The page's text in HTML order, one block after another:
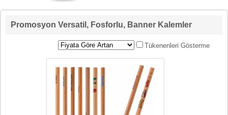
Promosyon Versatil, Fosforlu, Banner Kalemler
Tükenenleri Gösterme